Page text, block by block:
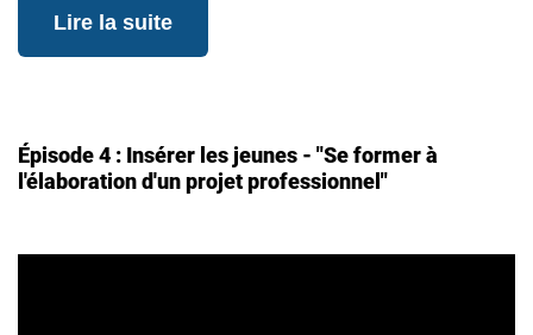
Lire la suite
Épisode 4 : Insérer les jeunes - "Se former à
l'élaboration d'un projet professionnel"